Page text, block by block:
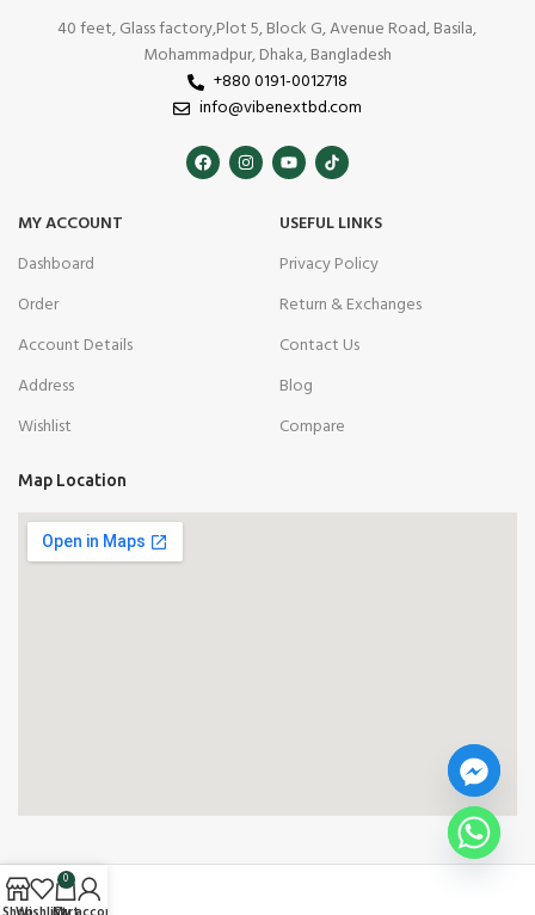
40 feet, Glass factory,Plot 5, Block G, Avenue Road, Basila,
Mohammadpur, Dhaka, Bangladesh
+880 0191-0012718
info@vibenextbd.com
MY ACCOUNT
Dashboard
Order
Account Details
Address
Wishlist
USEFUL LINKS
Privacy Policy
Return & Exchanges
Contact Us
Blog
Compare
Map Location
0